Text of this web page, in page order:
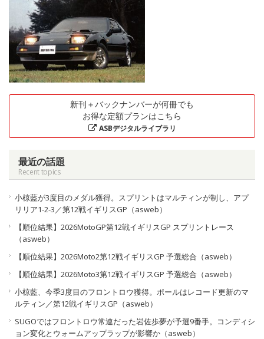
新刊＋バックナンバーが何冊でも
お得な定額プランはこちら
ASBデジタルライブラリ
最近の話題
Recent topics
小椋藍が3度目のメダル獲得。スプリントはマルティンが制し、アプ
リリア1-2-3／第12戦イギリスGP（asweb）
【順位結果】2026MotoGP第12戦イギリスGP スプリントレース
（asweb）
【順位結果】2026Moto2第12戦イギリスGP 予選総合（asweb）
【順位結果】2026Moto3第12戦イギリスGP 予選総合（asweb）
小椋藍、今季3度目のフロントロウ獲得。ポールはレコード更新のマ
ルティン／第12戦イギリスGP（asweb）
SUGOではフロントロウ常連だった岩佐歩夢が予選9番手。コンディシ
ョン変化とウォームアップラップが影響か（asweb）